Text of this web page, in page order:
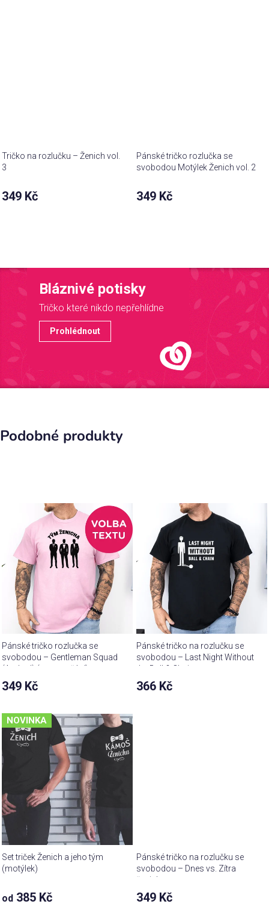
Tričko na rozlučku – Ženich vol.
3
349 Kč
Pánské tričko rozlučka se
svobodou Motýlek Ženich vol. 2
349 Kč
Bláznivé potisky
Tričko které nikdo nepřehlídne
Prohlédnout
Podobné produkty
Pánské tričko rozlučka se
svobodou – Gentleman Squad
(Arched) (text na přání)
349 Kč
Pánské tričko na rozlučku se
svobodou – Last Night Without
the Ball & Chain
366 Kč
NOVINKA
Set triček Ženich a jeho tým
(motýlek)
od 385 Kč
Pánské tričko na rozlučku se
svobodou – Dnes vs. Zítra
ženich
349 Kč